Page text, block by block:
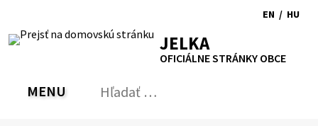
obsah
RSS MapaTlačiť
Zvýšiť
kontrast
písmapísma
EN
to
/ HU
JELKA
OFICIÁLNE STRÁNKY OBCE
PREPNÚŤ
MENU Hľadať: